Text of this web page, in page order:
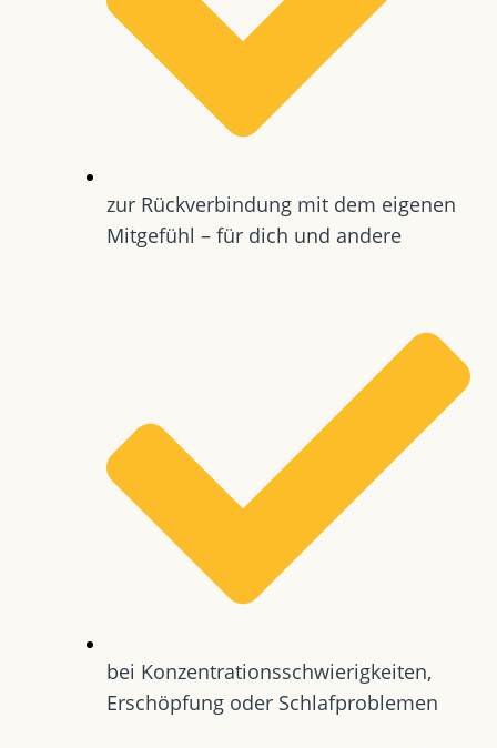
zur Rückverbindung mit dem eigenen
Mitgefühl – für dich und andere
bei Konzentrationsschwierigkeiten,
Erschöpfung oder Schlafproblemen